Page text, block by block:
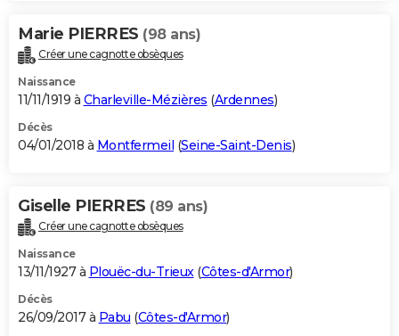
Marie PIERRES (98 ans)
Créer une cagnotte obsèques
Naissance
11/11/1919 à Charleville-Mézières (Ardennes)
Décès
04/01/2018 à Montfermeil (Seine-Saint-Denis)
Giselle PIERRES (89 ans)
Créer une cagnotte obsèques
Naissance
13/11/1927 à Plouëc-du-Trieux(Côtes-d'Armor)
Décès
26/09/2017 à Pabu (Côtes-d'Armor)